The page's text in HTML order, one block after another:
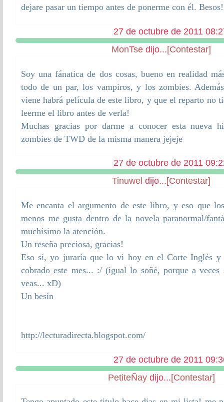
dejare pasar un tiempo antes de ponerme con él. Besos!
27 de octubre de 2011
MonTse dijo...[Contestar]
Soy una fánatica de dos cosas, bueno en realidad
todo de un par, los vampiros, y los zombies.
viene habrá película de este libro, y que el reparto no
leerme el libro antes de verla!
Muchas gracias por darme a conocer esta nueva
zombies de TWD de la misma manera jejeje
27 de octubre de 2011
Tinuwel dijo...[Contestar]
Me encanta el argumento de este libro, y eso que
menos me gusta dentro de la novela paranormal/
muchísimo la atención.
Un reseña preciosa, gracias!
Eso sí, yo juraría que lo vi hoy en el Corte Inglés y
cobrado este mes... :/ (igual lo soñé, porque a
veas... xD)
Un besín
http://lecturadirecta.blogspot.com/
27 de octubre de 2011
PetiteÑaydijo...[Contestar]